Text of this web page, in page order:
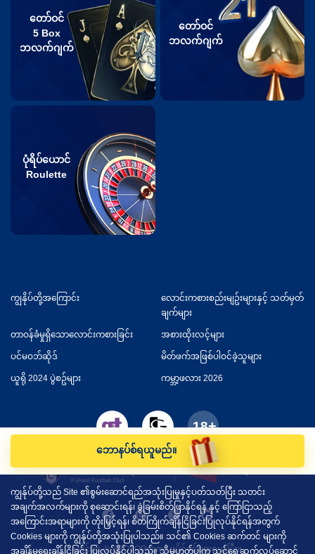
တော်ဝင်
5 Box
ဘလက်ဂျက်
တော်ဝင်
ဘလက်ဂျက်
ပုံရိပ်ယောင်
Roulette
ကျွနိုပ်တို့အကြောင်း
လောင်းကစားစည်းမျဥ်းများနှင့် သတ်မှတ်
ချက်များ
တာဝန်ခံမှုရှိသောလောင်းကစားခြင်း အစားထိုးလင့်များ
ပင်မဝဘ်ဆိုဒ် မိတ်ဖက်အဖြစ်ပါဝင်ခဲ့သူများ
ယူရို 2024 ပွဲစဥ်များ ကမ္ဘာ့ဖလား 2026
မူပိုင်ခွင့် © SBOTOP.com။ မူပိုင်ခွင့်များရယူပြီး။
ဘောနပ်စ်ရယူမည်။
ကျွန်ုပ်တို့သည် Site ၏စွမ်းဆောင်ရည်အသုံးပြုမှုနှင့်ပတ်သတ်ပြီး သတင်း
အချက်အလက်များကို စုဆောင်းရန်၊ ခွဲခြမ်းစိတ်ဖြာနိုင်ရန် နှင့် ကြော်ငြာသည့်
အကြောင်းအရာများကို တိုးမြှင့်ရန်၊ စိတ်ကြိုက်ချိန်ငြိခြင်းပြုလုပ်နိုင်ရန်အတွက်
Cookies များကို ကျွန်ုပ်တို့အသုံးပြုပါသည်။ သင်၏ Cookies ဆက်တင် များကို
အချိန်မရွေးချိန်ငြိခြင်း ပြုလုပ်နိုင်ပါသည်။ သို့မဟုတ်ပါက သင်ရှေ့ဆက်လုပ်ဆောင်